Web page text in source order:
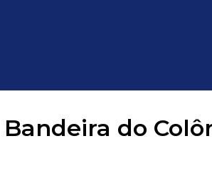
do